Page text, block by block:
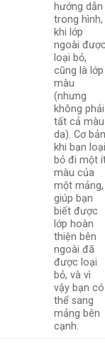
hướng dẫn
trong hình,
khi lớp
ngoài
loại bỏ,
cũng là lớp
màu
(nhưng
không phải
tất cả màu
da). Cơ
khi bạn
bỏ đi một
màu của
một mảng,
giúp bạn
biết được
lớp hoàn
thiện bên
ngoài đã
được loại
bỏ, và vì
vậy bạn có
thể sang
mảng bên
cạnh.